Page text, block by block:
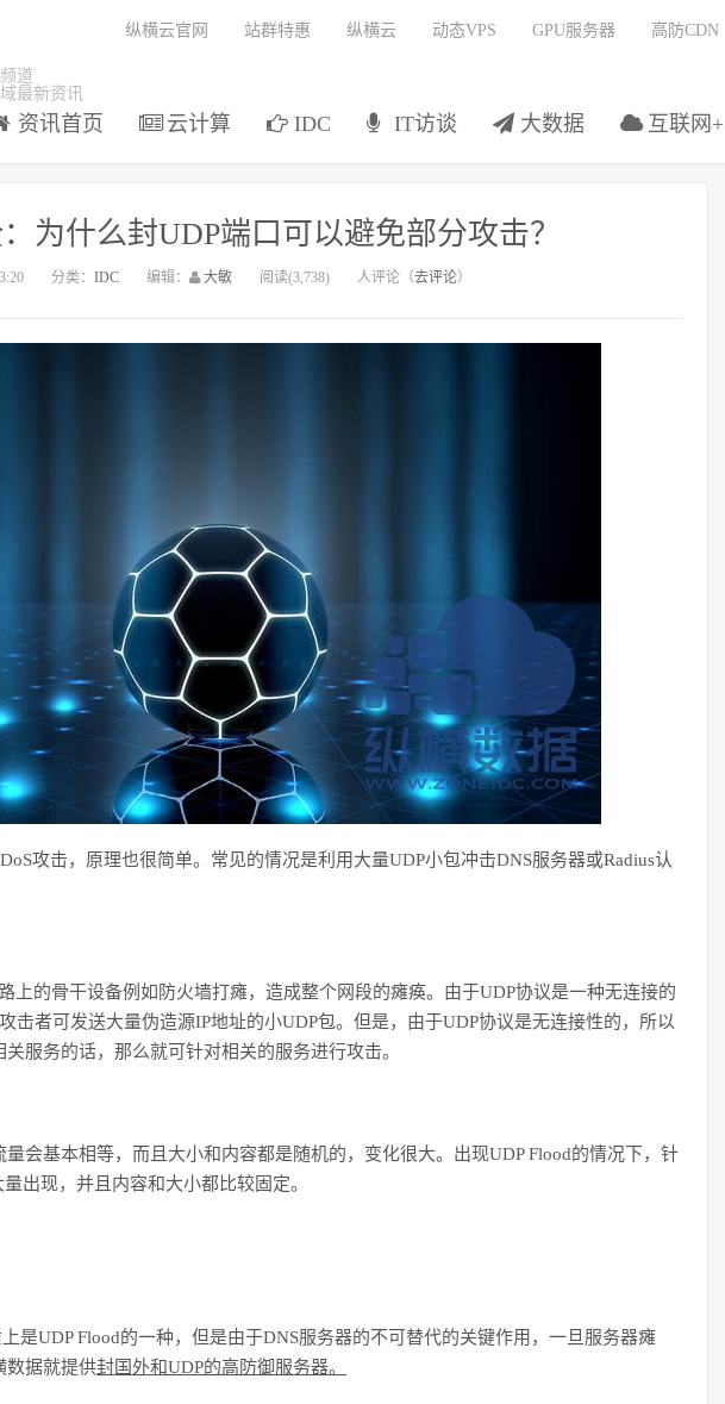
道
最新资讯
资讯首页 云计算 IDC IT访谈 大数据 互联网+
纵横云官网 站群特惠 纵横云 动态VPS GPU服务器 高防CDN
为什么封UDP端口可以避免部分攻击？
分类： IDC 编辑： 大敏 阅读(3,738) 人评论（去评论）
DoS攻击，原理也很简单。常见的情况是利用大量UDP小包冲击DNS服务器或Radius认
上的骨干设备例如防火墙打瘫，造成整个网段的瘫痪。由于UDP协议是一种无连接的
击者可发送大量伪造源IP地址的小UDP包。但是，由于UDP协议是无连接性的，所以
关服务的话，那么就可针对相关的服务进行攻击。
量会基本相等，而且大小和内容都是随机的，变化很大。出现UDP Flood的情况下，针
出现，并且内容和大小都比较固定。
是UDP Flood的一种，但是由于DNS服务器的不可替代的关键作用，一旦服务器瘫
数据就提供封国外和UDP的高防御服务器。